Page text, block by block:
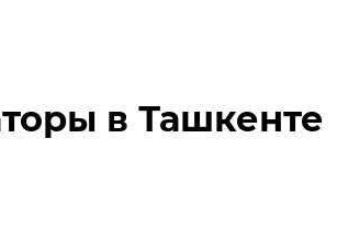
в Ташкенте